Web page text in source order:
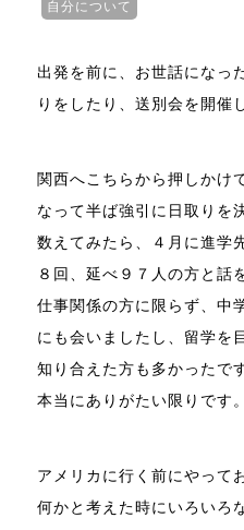
自分について
出発を前に、お世話になっ
りをしたり、送別会を開催
関西へこちらから押しかけ
なって半ば強引に日取りを
数えてみたら、４月に進学
８回、延べ９７人の方と話
仕事関係の方に限らず、中
にも会いましたし、留学を
知り合えた方も多かったです
本当にありがたい限りです。
アメリカに行く前にやって
何かと考えた時にいろいろ